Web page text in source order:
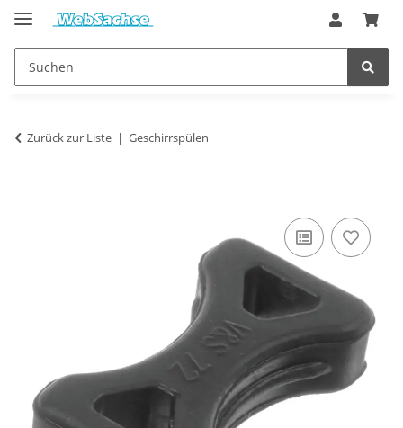
Zurück zur Liste Geschirrspülen